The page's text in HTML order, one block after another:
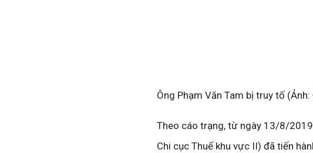
Ông Phạm Văn Tam bị truy tố
Theo cáo trạng, từ ngày 13/8/
Chi cục Thuế khu vực II) đã tiến